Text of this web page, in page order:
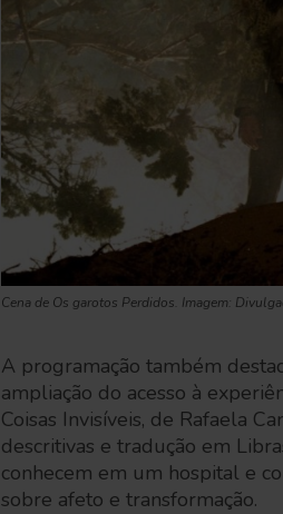
Cena de Os garotos Perdidos. Imagem:
A programação também
ampliação do acesso à
Coisas Invisíveis, de Rafaela
descritivas e tradução em
conhecem em um hospital e
sobre afeto e transformação.